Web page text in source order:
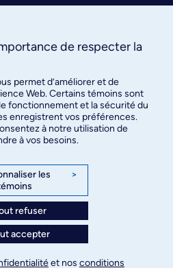
et
490
de respecter la
permet d’améliorer et de
Web. Certains témoins sont
fonctionnement et la sécurité du
enregistrent vos préférences.
à notre utilisation de
à vos besoins.
les
>
refuser
accepter
et nos conditions